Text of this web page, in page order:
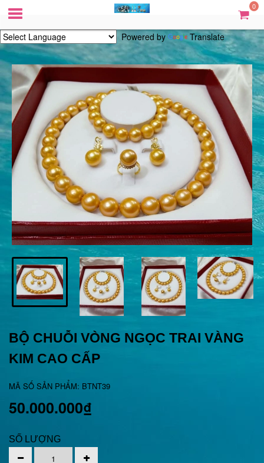
0
Powered by Translate
BỘ CHUỖI VÒNG NGỌC TRAI VÀNG
KIM CAO CẤP
MÃ SỐ SẢN PHẨM: BTNT39
50.000.000₫
SỐ LƯỢNG